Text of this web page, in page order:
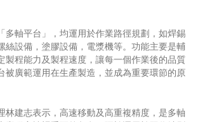
多軸平台」，均運用於作業路徑規劃，如焊錫
絲設備，塗膠設備，電漿機等。功能主要是輔
製程能力及製程速度，讓每一個作業後的品質
被廣範運用在生產製造，並成為重要環節的原
林建志表示，高速移動及高重複精度，是多軸